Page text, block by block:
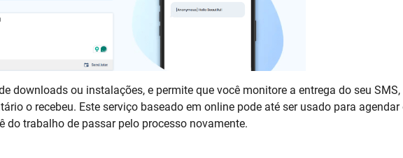
downloads ou instalações, e permite que você monitore a entrega do seu SMS,
o recebeu. Este serviço baseado em online pode até ser usado para agendar
do trabalho de passar pelo processo novamente.